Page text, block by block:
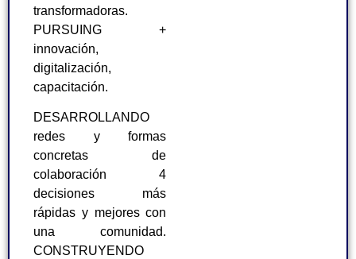
transformadoras.
PURSUING +
innovación,
digitalización,
capacitación.
DESARROLLANDO
redes y formas
concretas de
colaboración 4
decisiones más
rápidas y mejores con
una comunidad.
CONSTRUYENDO